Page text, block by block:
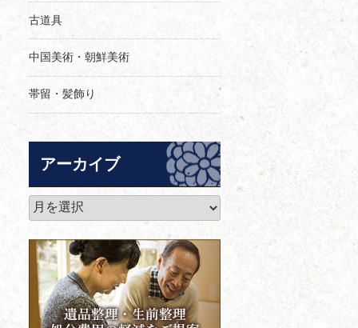
古道具
中国美術・朝鮮美術
帯留・髪飾り
アーカイブ
ア
ー
カ
イ
ブ